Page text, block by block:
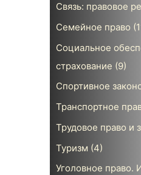
Связь: правовое
Семейное право
Социальное
страхование (9)
Спортивное
Транспортное
Трудовое право и
Туризм (4)
Уголовное право.